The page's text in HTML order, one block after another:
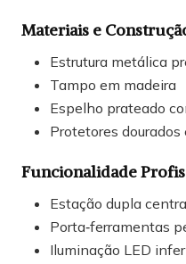
Materiais e
Estrutura metálica
Tampo em madeira
Espelho prateado
Protetores dourados
Funcionalidade
Estação dupla
Porta‑ferramentas
Iluminação LED